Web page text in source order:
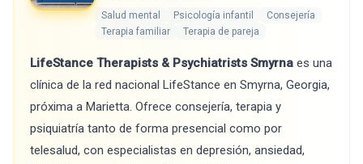
Salud mental Psicología infantil
Consejería
Terapia familiar
Terapia de pareja
LifeStance Therapists & Psychiatrists Smyrna es una
clínica de la red nacional LifeStance en Smyrna, Georgia,
próxima a Marietta. Ofrece consejería, terapia y
psiquiatría tanto de forma presencial como por
telesalud, con especialistas en depresión, ansiedad,